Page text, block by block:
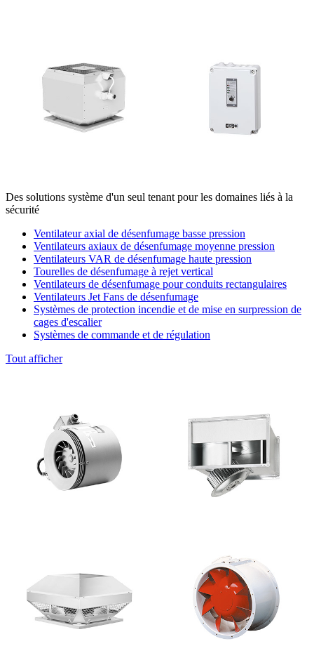
Des solutions système d'un seul tenant pour les domaines liés à la
sécurité
Ventilateur axial de désenfumage basse pression
Ventilateurs axiaux de désenfumage moyenne pression
Ventilateurs VAR de désenfumage haute pression
Tourelles de désenfumage à rejet vertical
Ventilateurs de désenfumage pour conduits rectangulaires
Ventilateurs Jet Fans de désenfumage
Systèmes de protection incendie et de mise en surpression de
cages d'escalier
Systèmes de commande et de régulation
Tout afficher